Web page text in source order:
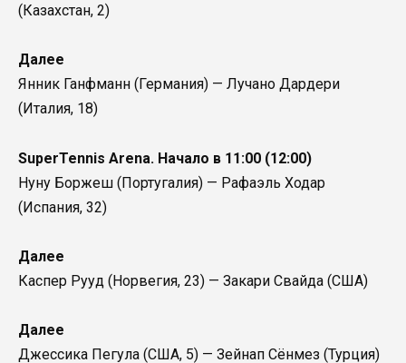
(Казахстан, 2)
Далее
Янник Ганфманн (Германия) — Лучано Дардери
(Италия, 18)
SuperTennis Arena. Начало в 11:00 (12:00)
Нуну Боржеш (Португалия) — Рафаэль Ходар
(Испания, 32)
Далее
Каспер Рууд (Норвегия, 23) — Закари Свайда (США)
Далее
Джессика Пегула (США, 5) — Зейнап Сёнмез (Турция)